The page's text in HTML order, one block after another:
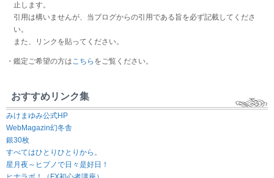
止します。
引用は構いませんが、当ブログからの引用である旨を必ず記載してくださ
い。
また、リンクを貼ってください。
・鑑定ご希望の方はこちら をご覧ください。
おすすめリンク集
みけまゆみ公式HP
WebMagazin幻冬舎
銀30枚
すべてはひとりひとりから。
星月夜～ヒプノで日々是好日！